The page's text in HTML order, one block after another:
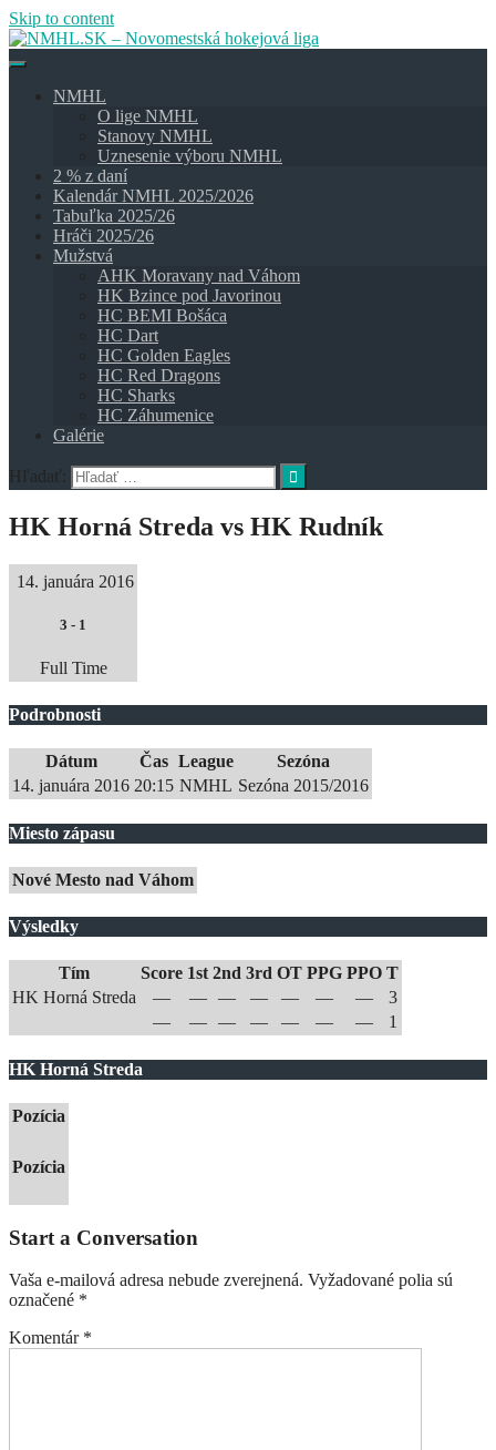
Skip to content
NMHL
O lige NMHL
Stanovy NMHL
Uznesenie výboru NMHL
2 % z daní
Kalendár NMHL 2025/2026
Tabuľka 2025/26
Hráči 2025/26
Mužstvá
AHK Moravany nad Váhom
HK Bzince pod Javorinou
HC BEMI Bošáca
HC Dart
HC Golden Eagles
HC Red Dragons
HC Sharks
HC Záhumenice
Galérie
Hľadať:
HK Horná Streda vs HK Rudník
14. januára 2016
3 - 1
Full Time
Podrobnosti
Dátum Čas League
Sezóna
14. januára 2016 20:15 NMHL Sezóna 2015/2016
Miesto zápasu
Nové Mesto nad Váhom
Výsledky
Tím Score 1st 2nd 3rd OT PPG PPO T
HK Horná Streda
— — — — — — —
3
—
— — — — — — 1
HK Horná Streda
Pozícia
Pozícia
Start a Conversation
Vaša e-mailová adresa nebude zverejnená. Vyžadované polia sú
označené *
Komentár *